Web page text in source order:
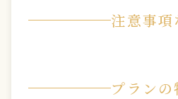
注意事項
プランの